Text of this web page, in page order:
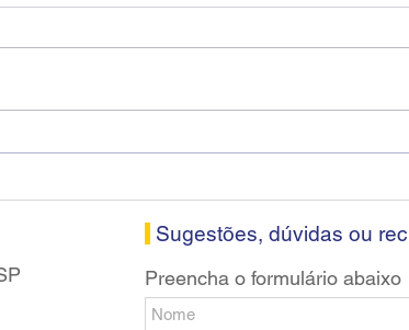
Sugestões, dúvidas ou
Preencha o formulário abaixo